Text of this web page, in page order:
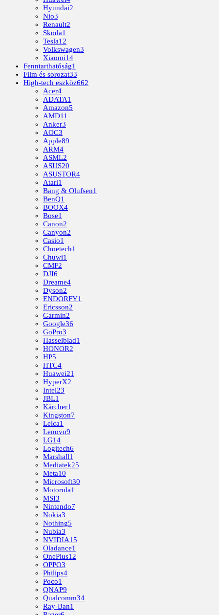
Hyundai2
Nio3
Renault2
Skoda1
Tesla12
Volkswagen3
Xiaomi14
Fenntarthatóság1
Film és sorozat33
High-tech eszköz662
Acer4
ADATA1
Amazon5
AMD11
Anker3
AOC3
Apple89
ARM4
ASML2
ASUS20
ASUSTOR4
Atari1
Bang & Olufsen1
BenQ1
BOOX4
Bose1
Canon2
Canyon2
Casio1
Choetech1
Chuwi1
CMF2
DJI6
Dreame4
Dyson2
ENDORFY1
Ericsson2
Garmin2
Google36
GoPro3
Hasselblad1
HONOR2
HP5
HTC4
Huawei21
HyperX2
Intel23
JBL1
Kärcher1
Kingston7
Leica1
Lenovo9
LG14
Logitech6
Marshall1
Mediatek25
Meta10
Microsoft30
Motorola1
MSI3
Nintendo7
Nokia3
Nothing5
Nubia3
NVIDIA15
Oladance1
OnePlus12
OPPO3
Philips4
Poco1
QNAP9
Qualcomm34
Ray-Ban1